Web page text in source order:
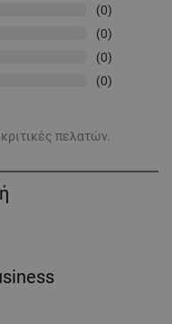
(0)
(0)
(0)
(0)
πελατών.